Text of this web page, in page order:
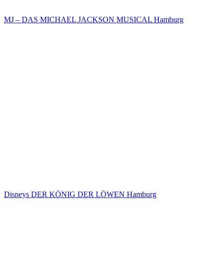
MJ – DAS MICHAEL JACKSON MUSICAL Hamburg
Disneys DER KÖNIG DER LÖWEN Hamburg